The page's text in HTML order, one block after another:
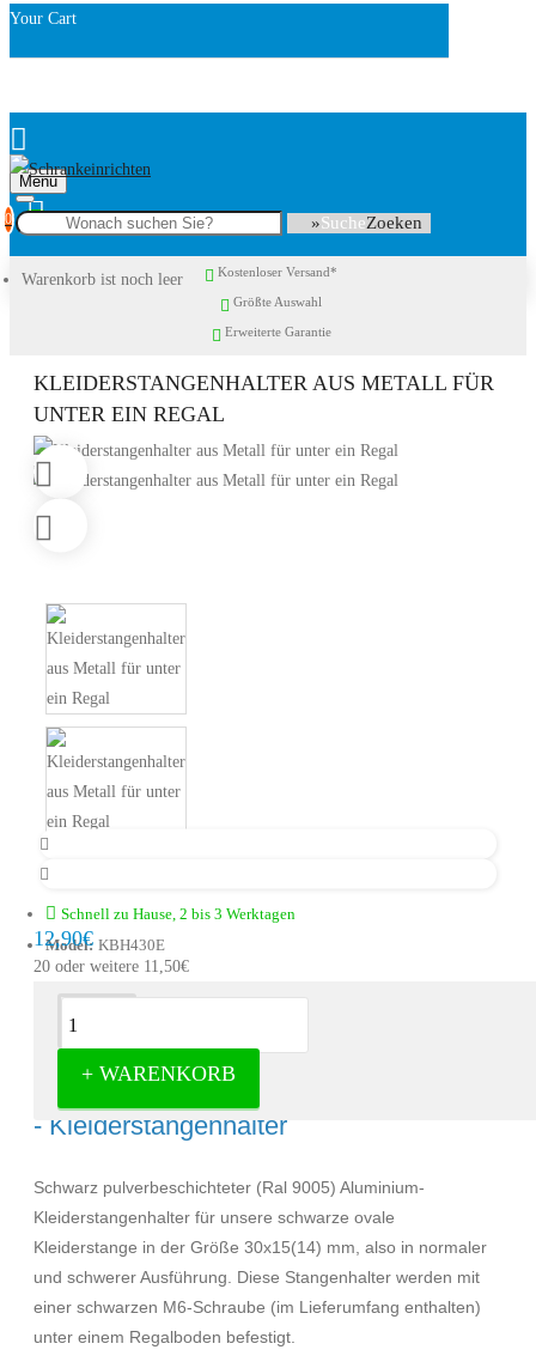
Your Cart
Menu
0
Warenkorb ist noch leer
Suche
Kostenloser Versand*
Größte Auswahl
Erweiterte Garantie
KLEIDERSTANGENHALTER AUS METALL FÜR
UNTER EIN REGAL
Schnell zu Hause, 2 bis 3 Werktagen
Model: KBH430E
12,90€
20 oder weitere 11,50€
+ WARENKORB
Beschreibung
Kleiderstangenhalter für unter ein Regal
- Kleiderstangenhalter
Schwarz pulverbeschichteter (Ral 9005) Aluminium-
Kleiderstangenhalter für unsere schwarze ovale
Kleiderstange in der Größe 30x15(14) mm, also in normaler
und schwerer Ausführung. Diese Stangenhalter werden mit
einer schwarzen M6-Schraube (im Lieferumfang enthalten)
unter einem Regalboden befestigt.